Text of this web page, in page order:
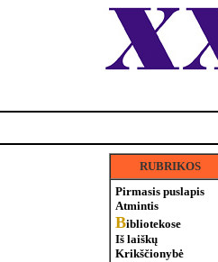
RUBRIKOS
Pirmasis puslapis
Atmintis
Bibliotekose
Iš laiškų
Krikščionybė